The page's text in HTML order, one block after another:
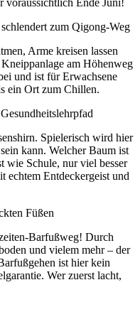
zum Qigong-Weg
Arme kreisen lassen
am Höhenweg
und ist für Erwachsene
ein Ort zum Chillen.
Spielerisch wird hier
kann. Welcher Baum ist
wie Schule, nur viel besser
echtem Entdeckergeist und
Füßen
Barfußweg! Durch
und vielem mehr – der
ist hier kein
Wer zuerst lacht,